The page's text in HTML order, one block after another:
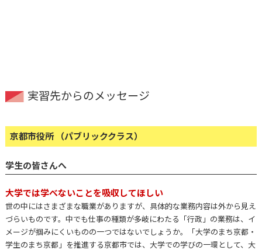
実習先からのメッセージ
京都市役所 （パブリッククラス）
学生の皆さんへ
大学では学べないことを吸収してほしい
世の中にはさまざまな職業がありますが、具体的な業務内容は外から見え
づらいものです。中でも仕事の種類が多岐にわたる「行政」の業務は、イ
メージが掴みにくいものの一つではないでしょうか。「大学のまち京都・
学生のまち京都」を推進する京都市では、大学での学びの一環として、大